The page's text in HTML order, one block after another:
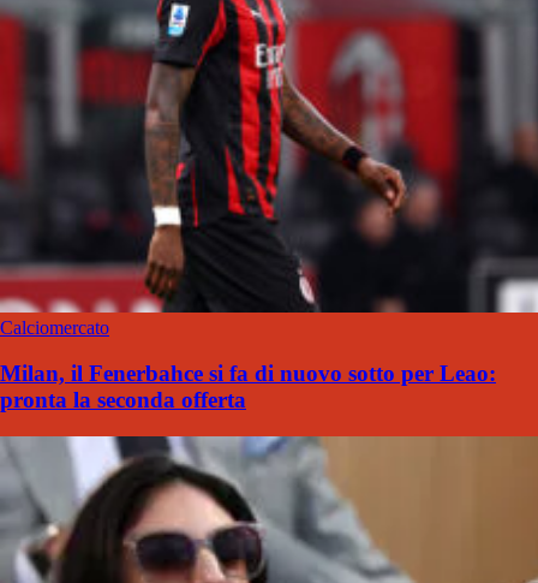
Calciomercato
Milan, il Fenerbahce si fa di nuovo sotto per Leao:
pronta la seconda offerta